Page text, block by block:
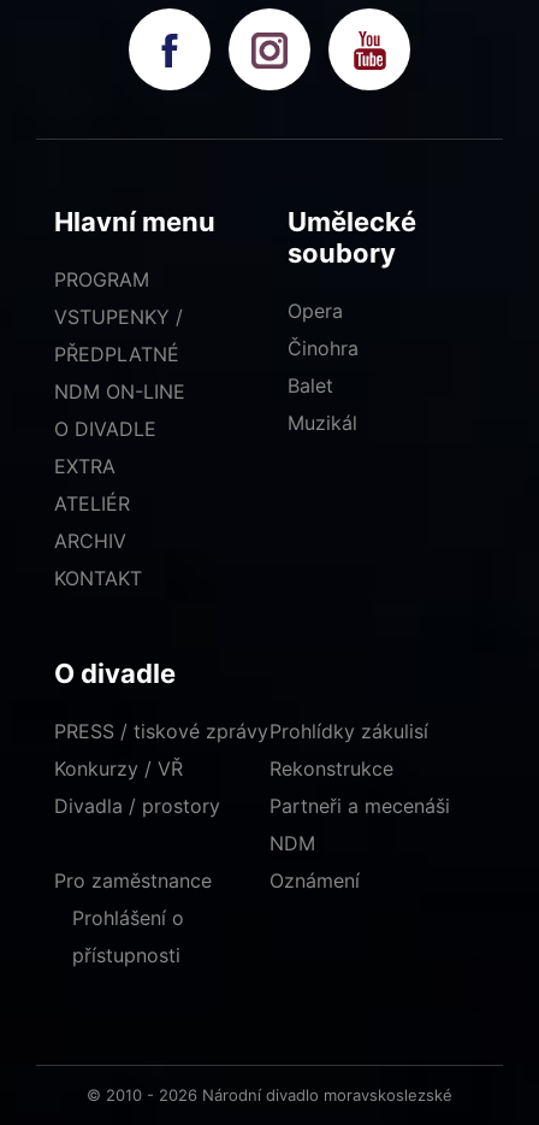
Hlavní menu
PROGRAM
VSTUPENKY /
PŘEDPLATNÉ
NDM ON-LINE
O DIVADLE
EXTRA
ATELIÉR
ARCHIV
KONTAKT
Umělecké
soubory
Opera
Činohra
Balet
Muzikál
O divadle
PRESS / tiskové zprávy
Konkurzy / VŘ
Divadla / prostory
Prohlídky zákulisí
Rekonstrukce
Partneři a mecenáši
NDM
Pro zaměstnance
Oznámení
Prohlášení o
přístupnosti
© 2010 - 2026 Národní divadlo moravskoslezské